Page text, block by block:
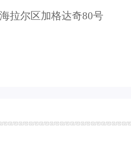
拉尔区加格达奇80号